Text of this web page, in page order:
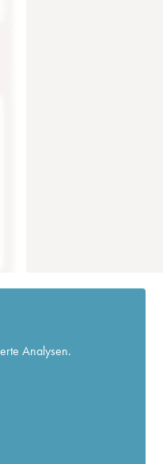
Analysen.